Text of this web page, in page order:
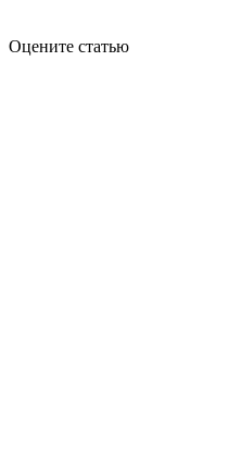
Оцените статью